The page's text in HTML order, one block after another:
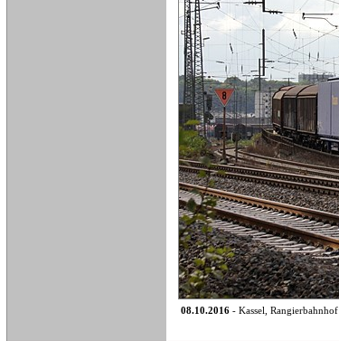
08.10.2016 - Kassel, Rangierbahnhof